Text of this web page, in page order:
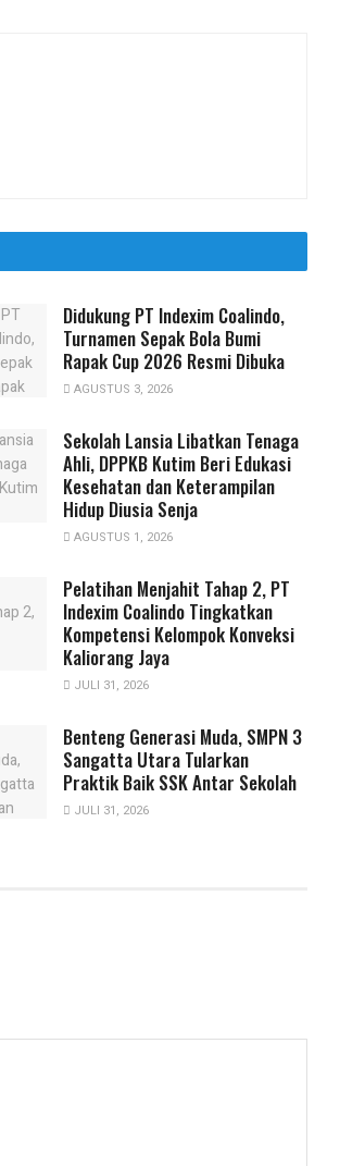
Didukung PT Indexim Coalindo,
Turnamen Sepak Bola Bumi
Rapak Cup 2026 Resmi Dibuka
AGUSTUS 3, 2026
Sekolah Lansia Libatkan Tenaga
Ahli, DPPKB Kutim Beri Edukasi
Kesehatan dan Keterampilan
Hidup Diusia Senja
AGUSTUS 1, 2026
Pelatihan Menjahit Tahap 2, PT
Indexim Coalindo Tingkatkan
Kompetensi Kelompok Konveksi
Kaliorang Jaya
JULI 31, 2026
Benteng Generasi Muda, SMPN 3
Sangatta Utara Tularkan
Praktik Baik SSK Antar Sekolah
JULI 31, 2026